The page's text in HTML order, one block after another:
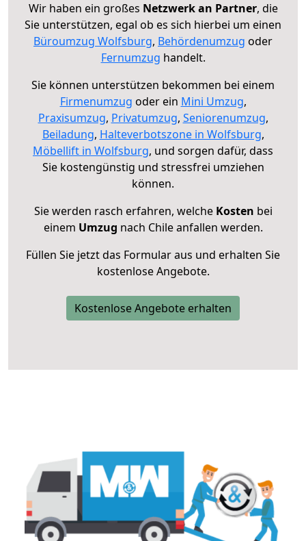
Wir haben ein großes Netzwerk an Partner, die
Sie unterstützen, egal ob es sich hierbei um einen
Büroumzug Wolfsburg, Behördenumzug oder
Fernumzug handelt.
Sie können unterstützen bekommen bei einem
Firmenumzug oder ein Mini Umzug,
Praxisumzug, Privatumzug, Seniorenumzug,
Beiladung, Halteverbotszone in Wolfsburg,
Möbellift in Wolfsburg, und sorgen dafür, dass
Sie kostengünstig und stressfrei umziehen
können.
Sie werden rasch erfahren, welche Kosten bei
einem Umzug nach Chile anfallen werden.
Füllen Sie jetzt das Formular aus und erhalten Sie
kostenlose Angebote.
Kostenlose Angebote erhalten